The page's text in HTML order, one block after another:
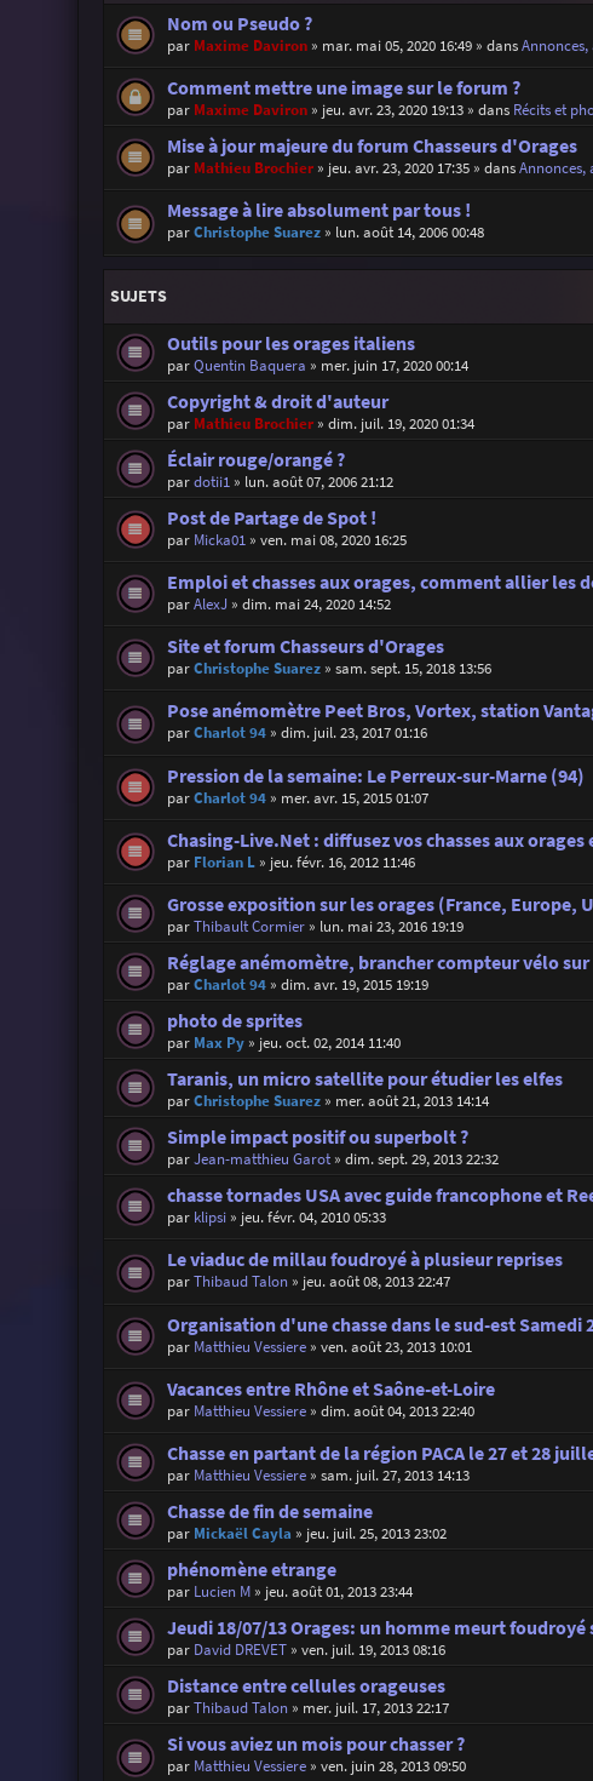
Nom ou Pseudo ?
par Maxime Daviron» mar. mai 05, 2020 16:49» dans
Comment mettre une image sur le forum ?
par Maxime Daviron» jeu. avr. 23, 2020 19:13» dans Récits et
Mise à jour majeure du forum Chasseurs d'Orages
par Mathieu Brochier» jeu. avr. 23, 2020 17:35» dans
Message à lire absolument par tous !
parChristophe Suarez» lun. août 14, 2006 00:48
SUJETS
Outils pour les orages italiens
parQuentin Baquera » mer. juin 17, 2020 00:14
Copyright & droit d'auteur
par Mathieu Brochier» dim. juil. 19, 2020 01:34
Éclair rouge/orangé ?
pardotii1» lun. août 07, 2006 21:12
Post de Partage de Spot !
par Micka01» ven. mai 08, 2020 16:25
Emploi et chasses aux orages, comment allier les
parAlexJ » dim. mai 24, 2020 14:52
Site et forum Chasseurs d'Orages
parChristophe Suarez» sam. sept. 15, 2018 13:56
Pose anémomètre Peet Bros, Vortex, station
parCharlot 94» dim. juil. 23, 2017 01:16
Pression de la semaine: Le Perreux-sur-Marne (94)
parCharlot 94» mer. avr. 15, 2015 01:07
Chasing-Live.Net : diffusez vos chasses aux orages
par Florian L» jeu. févr. 16, 2012 11:46
Grosse exposition sur les orages (France, Europe,
parThibault Cormier» lun. mai 23, 2016 19:19
Réglage anémomètre, brancher compteur vélo
parCharlot 94» dim. avr. 19, 2015 19:19
photo de sprites
par Max Py» jeu. oct. 02, 2014 11:40
Taranis, un micro satellite pour étudier les elfes
parChristophe Suarez» mer. août 21, 2013 14:14
Simple impact positif ou superbolt ?
parJean-matthieu Garot» dim. sept. 29, 2013 22:32
chasse tornades USA avec guide francophone et
par klipsi» jeu. févr. 04, 2010 05:33
Le viaduc de millau foudroyé à plusieur reprises
parThibaud Talon» jeu. août 08, 2013 22:47
Organisation d'une chasse dans le sud-est Samedi
par Matthieu Vessiere» ven. août 23, 2013 10:01
Vacances entre Rhône et Saône-et-Loire
par Matthieu Vessiere» dim. août 04, 2013 22:40
Chasse en partant de la région PACA le 27 et 28
par Matthieu Vessiere» sam. juil. 27, 2013 14:13
Chasse de fin de semaine
par Mickaël Cayla » jeu. juil. 25, 2013 23:02
phénomène etrange
par Lucien M» jeu. août 01, 2013 23:44
Jeudi 18/07/13 Orages: un homme meurt foudroyé
par David DREVET» ven. juil. 19, 2013 08:16
Distance entre cellules orageuses
parThibaud Talon» mer. juil. 17, 2013 22:17
Si vous aviez un mois pour chasser ?
par Matthieu Vessiere» ven. juin 28, 2013 09:50